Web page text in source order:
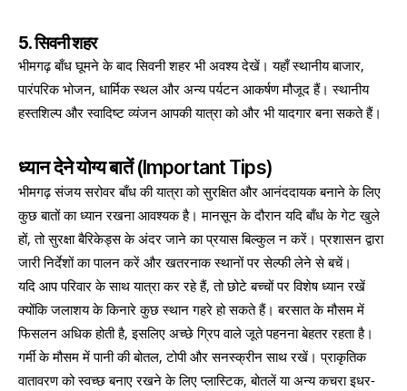
5. सिवनी शहर
भीमगढ़ बाँध घूमने के बाद सिवनी शहर भी अवश्य देखें। यहाँ स्थानीय बाजार,
पारंपरिक भोजन, धार्मिक स्थल और अन्य पर्यटन आकर्षण मौजूद हैं। स्थानीय
हस्तशिल्प और स्वादिष्ट व्यंजन आपकी यात्रा को और भी यादगार बना सकते हैं।
ध्यान देने योग्य बातें (Important Tips)
भीमगढ़ संजय सरोवर बाँध की यात्रा को सुरक्षित और आनंददायक बनाने के लिए
कुछ बातों का ध्यान रखना आवश्यक है। मानसून के दौरान यदि बाँध के गेट खुले
हों, तो सुरक्षा बैरिकेड्स के अंदर जाने का प्रयास बिल्कुल न करें। प्रशासन द्वारा
जारी निर्देशों का पालन करें और खतरनाक स्थानों पर सेल्फी लेने से बचें।
यदि आप परिवार के साथ यात्रा कर रहे हैं, तो छोटे बच्चों पर विशेष ध्यान रखें
क्योंकि जलाशय के किनारे कुछ स्थान गहरे हो सकते हैं। बरसात के मौसम में
फिसलन अधिक होती है, इसलिए अच्छे ग्रिप वाले जूते पहनना बेहतर रहता है।
गर्मी के मौसम में पानी की बोतल, टोपी और सनस्क्रीन साथ रखें। प्राकृतिक
वातावरण को स्वच्छ बनाए रखने के लिए प्लास्टिक, बोतलें या अन्य कचरा इधर-